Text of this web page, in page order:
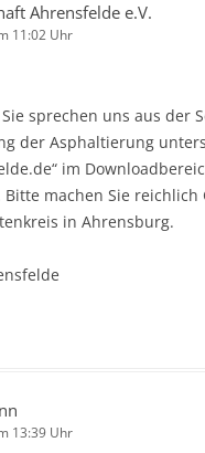
Ahrensfelde e.V.
11:02 Uhr
sprechen uns aus der
der Asphaltierung
im
machen Sie
in Ahrensburg.
13:39 Uhr